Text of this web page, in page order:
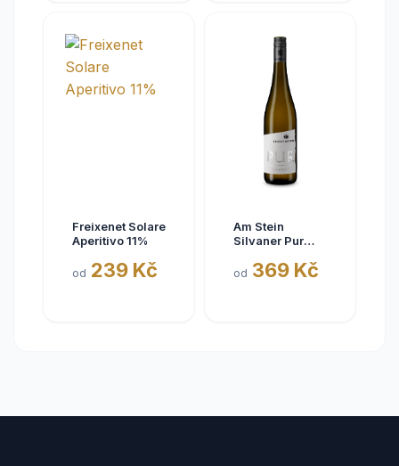
Freixenet Solare
Aperitivo 11%
od 239 Kč
Am Stein
Silvaner Pur
od 369 Kč